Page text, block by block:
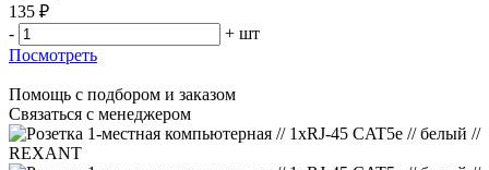
135 ₽
-
+ шт
Посмотреть
Помощь с подбором и заказом
Связаться с менеджером